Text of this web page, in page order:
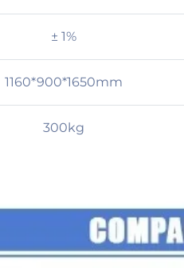
± 1%
1160*900*1650mm
300kg